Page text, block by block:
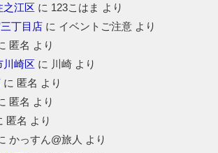
之江区 に 123こはま より
丁目店に イベントご注意より
匿名 より
川崎区 に 川崎より
に 匿名 より
匿名 より
匿名 より
かっすん@旅人 より